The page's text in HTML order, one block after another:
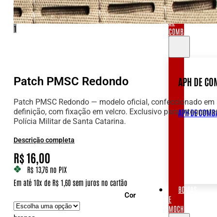
APH
DE
COMBATE
APH DE
APH DE
BOLSAS
E
MOCHILAS
1
Patch PMSC Redondo
Patch PMSC Redondo — modelo oficial, confeccionado em
definição, com fixação em velcro. Exclusivo para
Polícia Militar de Santa Catarina.
Descrição completa
R$16,00
R$ 13,76 no PIX
Em até 10x de R$ 1,60 sem juros no cartão
Cor